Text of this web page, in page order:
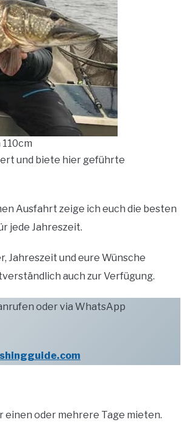
und biete hier geführte
Ausfahrt zeige ich euch die besten
jede Jahreszeit.
Jahreszeit und eure Wünsche
auch zur Verfügung.
oder via WhatsApp
einen oder mehrere Tage mieten.